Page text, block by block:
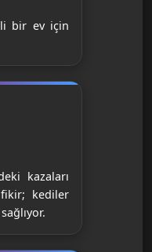
bir ev için
kazaları
kediler